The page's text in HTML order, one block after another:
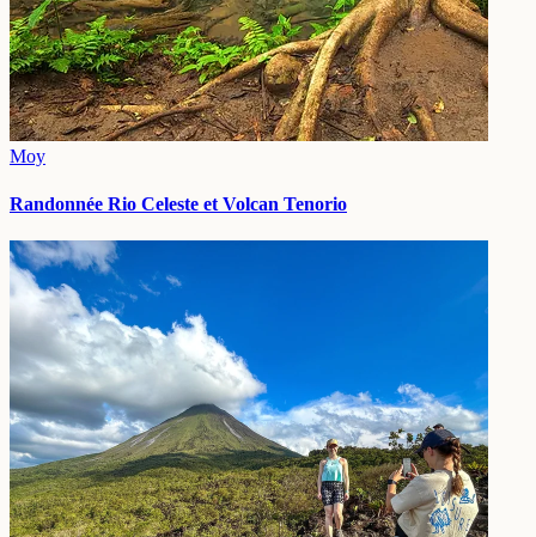
Moy
Randonnée Rio Celeste et Volcan Tenorio